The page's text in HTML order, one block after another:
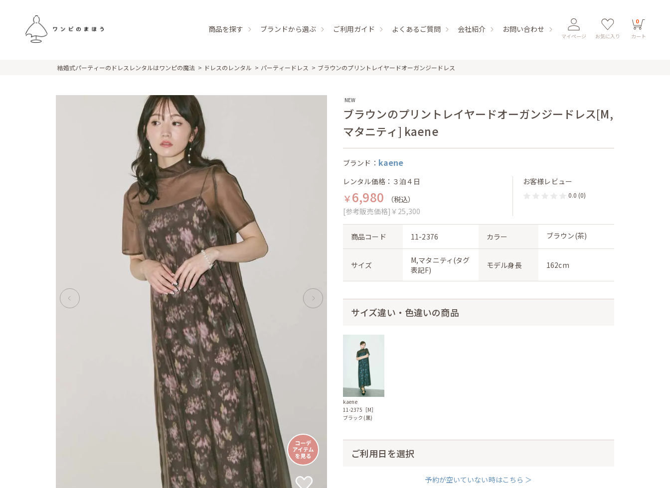
商品を探す ブランドから選ぶ ご利用ガイド よくあるご質問 会社紹介 お問い合わせ
マイページ お気に入り
0
カート
結婚式パーティーのドレスレンタルはワンピの魔法 ドレスのレンタル パーティードレス ブラウンのプリントレイヤードオーガンジードレス
NEW
ブラウンのプリントレイヤードオーガンジードレス[M,
マタニティ] kaene
ブランド： kaene
レンタル価格：３泊４日
￥6,980
（税込）
[参考販売価格]￥25,300
お客様レビュー
0.0 (0)
商品コード 11-2376 カラー ブラウン(茶)
サイズ
M,マタニティ(タグ
表記F)
モデル身長 162cm
サイズ違い・色違いの商品
kaene
11-2375［M］
ブラック(黒)
ご利用日を選択
予約が空いていない時はこちら ＞